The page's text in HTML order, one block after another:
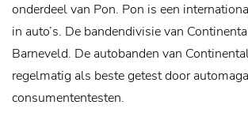
onderdeel van Pon. Pon is een
in auto’s. De bandendivisie van
Barneveld. De autobanden van
regelmatig als beste getest door
consumententesten.